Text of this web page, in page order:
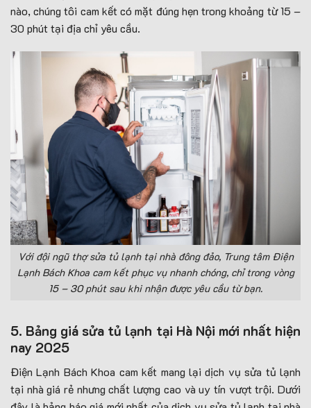
nào, chúng tôi cam kết có mặt đúng hẹn trong khoảng từ 15 –
30 phút tại địa chỉ yêu cầu.
Với đội ngũ thợ sửa tủ lạnh tại nhà đông đảo, Trung tâm Điện
Lạnh Bách Khoa cam kết phục vụ nhanh chóng, chỉ trong vòng
15 – 30 phút sau khi nhận được yêu cầu từ bạn.
5. Bảng giá sửa tủ lạnh tại Hà Nội mới nhất hiện
nay 2025
Điện Lạnh Bách Khoa cam kết mang lại dịch vụ sửa tủ lạnh
tại nhà giá rẻ nhưng chất lượng cao và uy tín vượt trội. Dưới